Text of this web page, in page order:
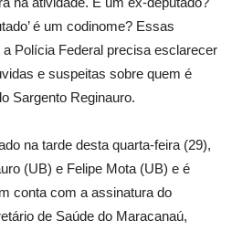
é um codinome? Essas
Polícia Federal precisa esclarecer
e suspeitas sobre quem é
Sargento Reginauro.
na tarde desta quarta-feira (29),
(UB) e Felipe Mota (UB) e é
conta com a assinatura do
de Saúde do Maracanaú,